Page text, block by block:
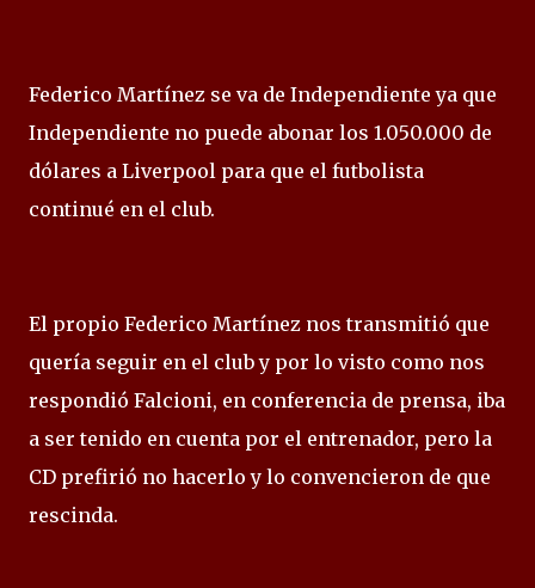
Federico Martínez se va de Independiente ya que
Independiente no puede abonar los 1.050.000 de
dólares a Liverpool para que el futbolista
continué en el club.
El propio Federico Martínez nos transmitió que
quería seguir en el club y por lo visto como nos
respondió Falcioni, en conferencia de prensa, iba
a ser tenido en cuenta por el entrenador, pero la
CD prefirió no hacerlo y lo convencieron de que
rescinda.